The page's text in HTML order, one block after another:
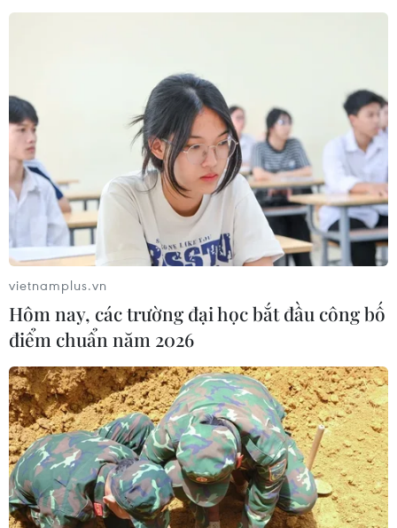
Hà Nội: Bãi bỏ văn bản liên quan đến việc
chia tách, hợp thửa đất
Ngày 26/4, Sở Tài nguyên và Môi trường Hà Nội đã
ban hành công văn 2869 bãi bỏ văn bản số 1685 ngày
22/3/2022 về việc đẩy mạnh công tác quản lý Nhà
nước trong thực hiện các thủ tục tách thửa đất.
vietnamplus.vn
Hôm nay, các trường đại học bắt đầu công bố
điểm chuẩn năm 2026